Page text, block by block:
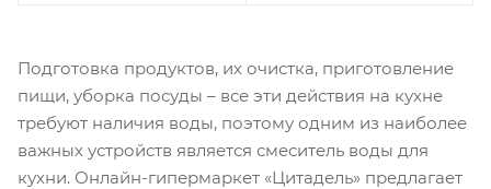
Подготовка продуктов, их очистка, приготовление
пищи, уборка посуды – все эти действия на кухне
требуют наличия воды, поэтому одним из наиболее
важных устройств является смеситель воды для
кухни. Онлайн-гипермаркет «Цитадель» предлагает